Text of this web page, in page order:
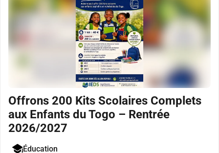
Offrons 200 Kits Scolaires Complets
aux Enfants du Togo – Rentrée
2026/2027
Éducation